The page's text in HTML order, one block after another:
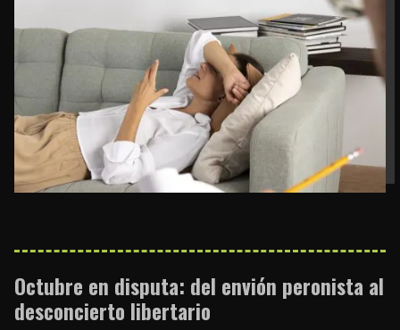
Octubre en disputa: del envión peronista al
desconcierto libertario